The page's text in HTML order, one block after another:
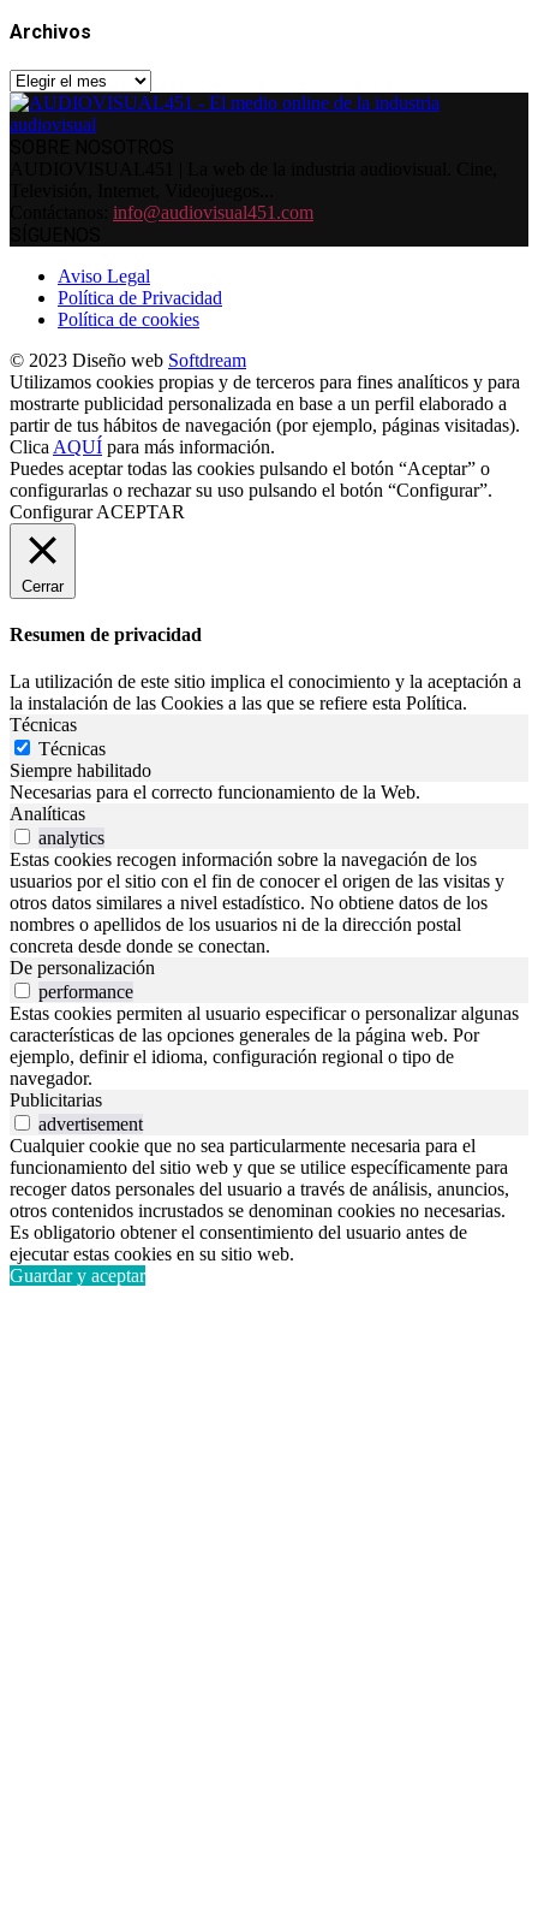
Archivos
Archivos
info@audiovisual451.com
Aviso Legal
Política de Privacidad
Política de cookies
© 2023 Diseño web Softdream
Utilizamos cookies propias y de terceros para fines analíticos y para
mostrarte publicidad personalizada en base a un perfil elaborado a
partir de tus hábitos de navegación (por ejemplo, páginas visitadas).
Clica AQUÍ para más información.
Puedes aceptar todas las cookies pulsando el botón “Aceptar” o
configurarlas o rechazar su uso pulsando el botón “Configurar”.
Configurar ACEPTAR
Cerrar
Resumen de privacidad
La utilización de este sitio implica el conocimiento y la aceptación a
la instalación de las Cookies a las que se refiere esta Política.
Técnicas
Técnicas
Siempre habilitado
Necesarias para el correcto funcionamiento de la Web.
Analíticas
analytics
Estas cookies recogen información sobre la navegación de los
usuarios por el sitio con el fin de conocer el origen de las visitas y
otros datos similares a nivel estadístico. No obtiene datos de los
nombres o apellidos de los usuarios ni de la dirección postal
concreta desde donde se conectan.
De personalización
performance
Estas cookies permiten al usuario especificar o personalizar algunas
características de las opciones generales de la página web. Por
ejemplo, definir el idioma, configuración regional o tipo de
navegador.
Publicitarias
advertisement
Cualquier cookie que no sea particularmente necesaria para el
funcionamiento del sitio web y que se utilice específicamente para
recoger datos personales del usuario a través de análisis, anuncios,
otros contenidos incrustados se denominan cookies no necesarias.
Es obligatorio obtener el consentimiento del usuario antes de
ejecutar estas cookies en su sitio web.
Guardar y aceptar